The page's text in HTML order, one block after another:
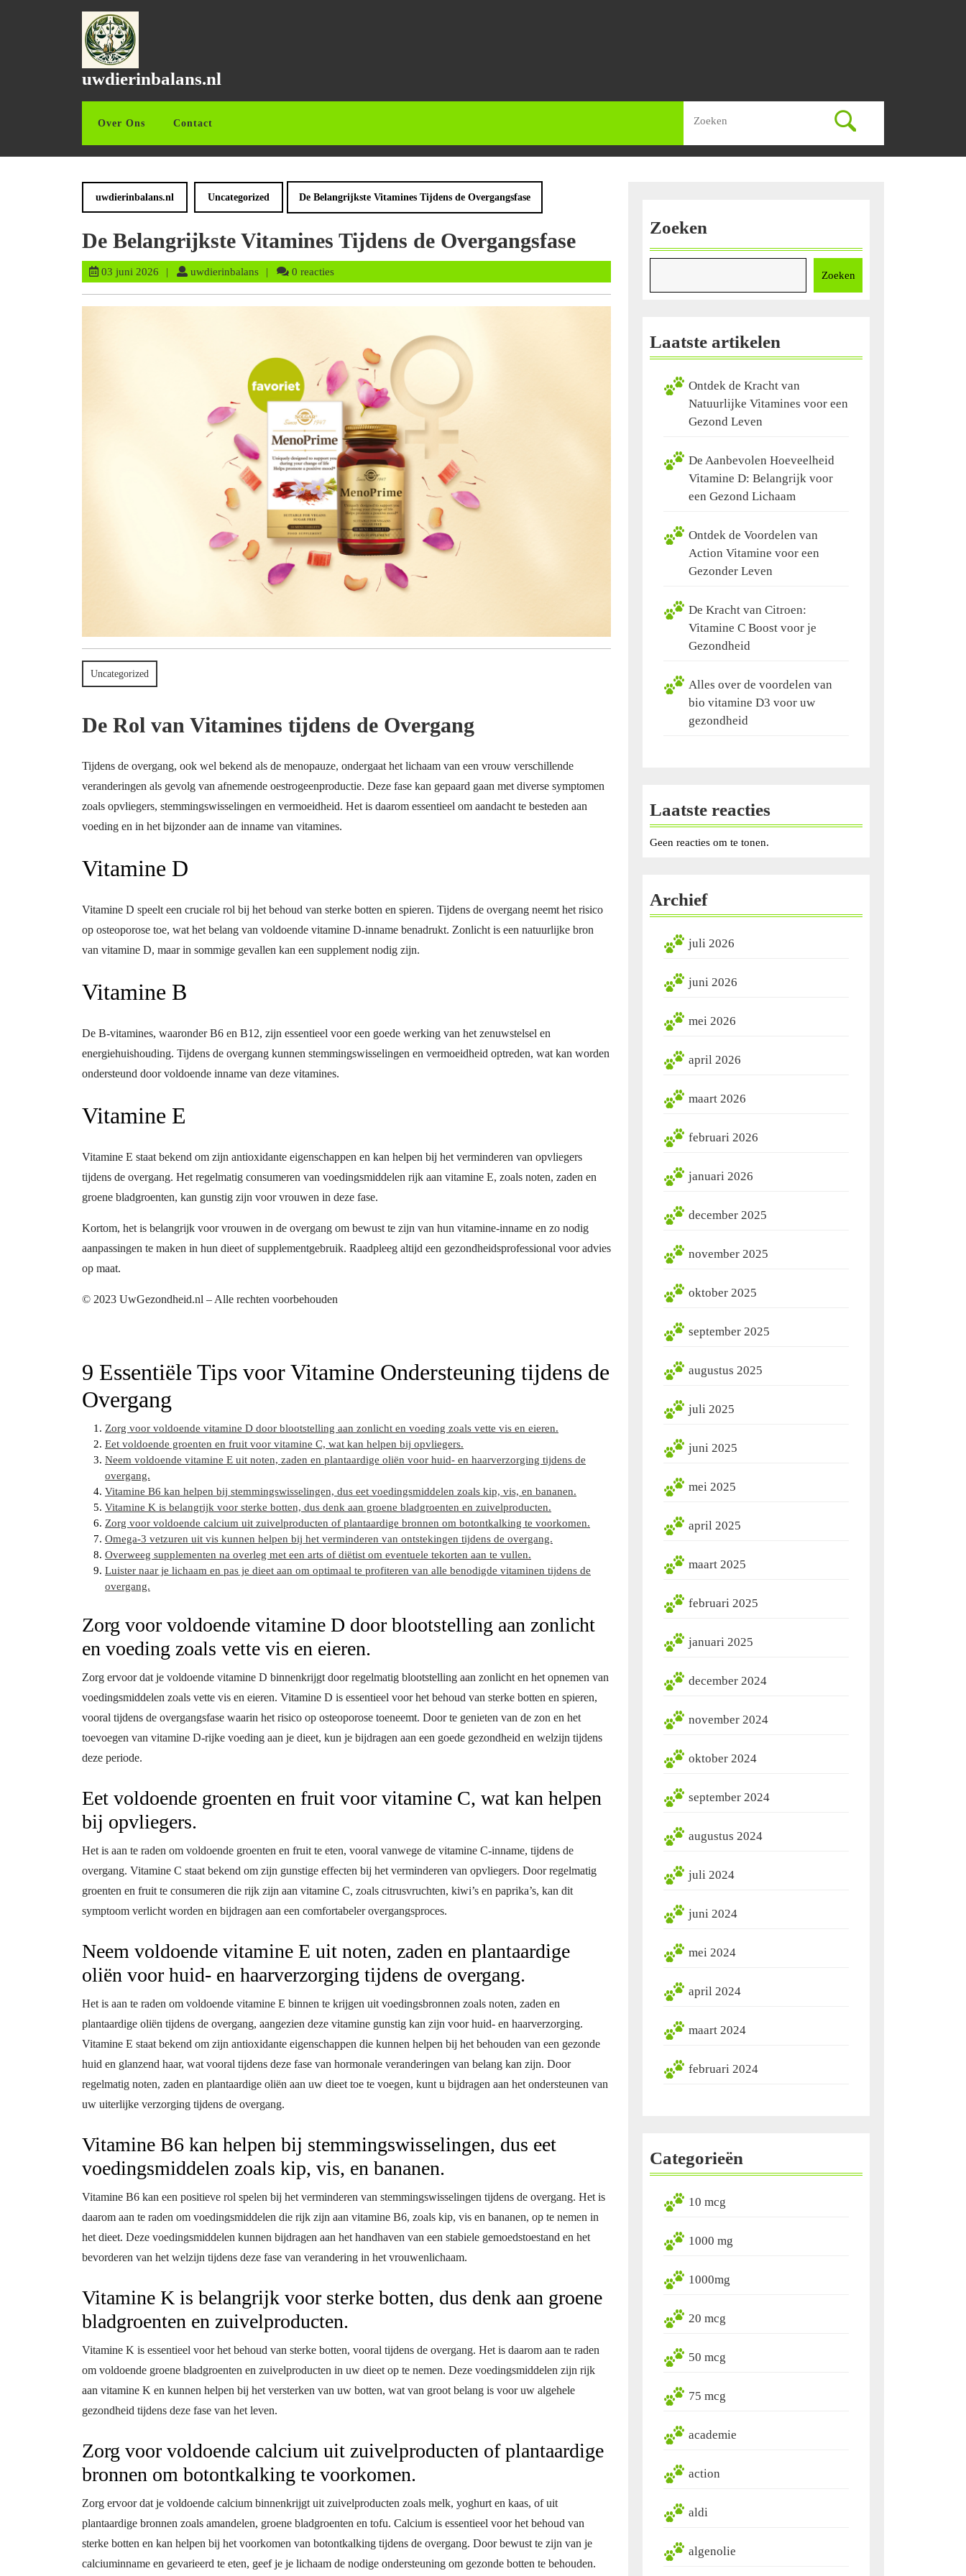
uwdierinbalans.nl
Over Ons Contact
naar:
uwdierinbalans.nl Uncategorized De Belangrijkste Vitamines Tijdens de Overgangsfase
De Belangrijkste Vitamines Tijdens de Overgangsfase
03 juni 2026 03
uwdierinbalansuwdierinbalans
0 reacties
Uncategorized
De Rol van Vitamines tijdens de Overgang
Tijdens de overgang, ook wel bekend als de menopauze, ondergaat het lichaam van een vrouw verschillende
veranderingen als gevolg van afnemende oestrogeenproductie. Deze fase kan gepaard gaan met diverse symptomen
zoals opvliegers, stemmingswisselingen en vermoeidheid. Het is daarom essentieel om aandacht te besteden aan
voeding en in het bijzonder aan de inname van vitamines.
Vitamine D
Vitamine D speelt een cruciale rol bij het behoud van sterke botten en spieren. Tijdens de overgang neemt het risico
op osteoporose toe, wat het belang van voldoende vitamine D-inname benadrukt. Zonlicht is een natuurlijke bron
van vitamine D, maar in sommige gevallen kan een supplement nodig zijn.
Vitamine B
De B-vitamines, waaronder B6 en B12, zijn essentieel voor een goede werking van het zenuwstelsel en
energiehuishouding. Tijdens de overgang kunnen stemmingswisselingen en vermoeidheid optreden, wat kan worden
ondersteund door voldoende inname van deze vitamines.
Vitamine E
Vitamine E staat bekend om zijn antioxidante eigenschappen en kan helpen bij het verminderen van opvliegers
tijdens de overgang. Het regelmatig consumeren van voedingsmiddelen rijk aan vitamine E, zoals noten, zaden en
groene bladgroenten, kan gunstig zijn voor vrouwen in deze fase.
Kortom, het is belangrijk voor vrouwen in de overgang om bewust te zijn van hun vitamine-inname en zo nodig
aanpassingen te maken in hun dieet of supplementgebruik. Raadpleeg altijd een gezondheidsprofessional voor advies
op maat.
© 2023 UwGezondheid.nl – Alle rechten voorbehouden
9 Essentiële Tips voor Vitamine Ondersteuning tijdens de
Overgang
Zorg voor voldoende vitamine D door blootstelling aan zonlicht en voeding zoals vette vis en eieren.
Eet voldoende groenten en fruit voor vitamine C, wat kan helpen bij opvliegers.
Neem voldoende vitamine E uit noten, zaden en plantaardige oliën voor huid- en haarverzorging tijdens de
overgang.
Vitamine B6 kan helpen bij stemmingswisselingen, dus eet voedingsmiddelen zoals kip, vis, en bananen.
Vitamine K is belangrijk voor sterke botten, dus denk aan groene bladgroenten en zuivelproducten.
Zorg voor voldoende calcium uit zuivelproducten of plantaardige bronnen om botontkalking te voorkomen.
Omega-3 vetzuren uit vis kunnen helpen bij het verminderen van ontstekingen tijdens de overgang.
Overweeg supplementen na overleg met een arts of diëtist om eventuele tekorten aan te vullen.
Luister naar je lichaam en pas je dieet aan om optimaal te profiteren van alle benodigde vitaminen tijdens de
overgang.
Zorg voor voldoende vitamine D door blootstelling aan zonlicht
en voeding zoals vette vis en eieren.
Zorg ervoor dat je voldoende vitamine D binnenkrijgt door regelmatig blootstelling aan zonlicht en het opnemen van
voedingsmiddelen zoals vette vis en eieren. Vitamine D is essentieel voor het behoud van sterke botten en spieren,
vooral tijdens de overgangsfase waarin het risico op osteoporose toeneemt. Door te genieten van de zon en het
toevoegen van vitamine D-rijke voeding aan je dieet, kun je bijdragen aan een goede gezondheid en welzijn tijdens
deze periode.
Eet voldoende groenten en fruit voor vitamine C, wat kan helpen
bij opvliegers.
Het is aan te raden om voldoende groenten en fruit te eten, vooral vanwege de vitamine C-inname, tijdens de
overgang. Vitamine C staat bekend om zijn gunstige effecten bij het verminderen van opvliegers. Door regelmatig
groenten en fruit te consumeren die rijk zijn aan vitamine C, zoals citrusvruchten, kiwi’s en paprika’s, kan dit
symptoom verlicht worden en bijdragen aan een comfortabeler overgangsproces.
Neem voldoende vitamine E uit noten, zaden en plantaardige
oliën voor huid- en haarverzorging tijdens de overgang.
Het is aan te raden om voldoende vitamine E binnen te krijgen uit voedingsbronnen zoals noten, zaden en
plantaardige oliën tijdens de overgang, aangezien deze vitamine gunstig kan zijn voor huid- en haarverzorging.
Vitamine E staat bekend om zijn antioxidante eigenschappen die kunnen helpen bij het behouden van een gezonde
huid en glanzend haar, wat vooral tijdens deze fase van hormonale veranderingen van belang kan zijn. Door
regelmatig noten, zaden en plantaardige oliën aan uw dieet toe te voegen, kunt u bijdragen aan het ondersteunen van
uw uiterlijke verzorging tijdens de overgang.
Vitamine B6 kan helpen bij stemmingswisselingen, dus eet
voedingsmiddelen zoals kip, vis, en bananen.
Vitamine B6 kan een positieve rol spelen bij het verminderen van stemmingswisselingen tijdens de overgang. Het is
daarom aan te raden om voedingsmiddelen die rijk zijn aan vitamine B6, zoals kip, vis en bananen, op te nemen in
het dieet. Deze voedingsmiddelen kunnen bijdragen aan het handhaven van een stabiele gemoedstoestand en het
bevorderen van het welzijn tijdens deze fase van verandering in het vrouwenlichaam.
Vitamine K is belangrijk voor sterke botten, dus denk aan groene
bladgroenten en zuivelproducten.
Vitamine K is essentieel voor het behoud van sterke botten, vooral tijdens de overgang. Het is daarom aan te raden
om voldoende groene bladgroenten en zuivelproducten in uw dieet op te nemen. Deze voedingsmiddelen zijn rijk
aan vitamine K en kunnen helpen bij het versterken van uw botten, wat van groot belang is voor uw algehele
gezondheid tijdens deze fase van het leven.
Zorg voor voldoende calcium uit zuivelproducten of plantaardige
bronnen om botontkalking te voorkomen.
Zorg ervoor dat je voldoende calcium binnenkrijgt uit zuivelproducten zoals melk, yoghurt en kaas, of uit
plantaardige bronnen zoals amandelen, groene bladgroenten en tofu. Calcium is essentieel voor het behoud van
sterke botten en kan helpen bij het voorkomen van botontkalking tijdens de overgang. Door bewust te zijn van je
calciuminname en gevarieerd te eten, geef je je lichaam de nodige ondersteuning om gezonde botten te behouden.
Zoeken
Zoeken
Laatste artikelen
Ontdek de Kracht van
Natuurlijke Vitamines voor een
Gezond Leven
De Aanbevolen Hoeveelheid
Vitamine D: Belangrijk voor
een Gezond Lichaam
Ontdek de Voordelen van
Action Vitamine voor een
Gezonder Leven
De Kracht van Citroen:
Vitamine C Boost voor je
Gezondheid
Alles over de voordelen van
bio vitamine D3 voor uw
gezondheid
Laatste reacties
Geen reacties om te tonen.
Archief
juli 2026
juni 2026
mei 2026
april 2026
maart 2026
februari 2026
januari 2026
december 2025
november 2025
oktober 2025
september 2025
augustus 2025
juli 2025
juni 2025
mei 2025
april 2025
maart 2025
februari 2025
januari 2025
december 2024
november 2024
oktober 2024
september 2024
augustus 2024
juli 2024
juni 2024
mei 2024
april 2024
maart 2024
februari 2024
Categorieën
10 mcg
1000 mg
1000mg
20 mcg
50 mcg
75 mcg
academie
action
aldi
algenolie